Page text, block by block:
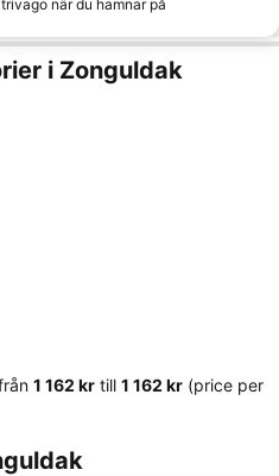
när du hamnar på
i Zonguldak
‎1 162 kr till ‎1 162 kr (price per